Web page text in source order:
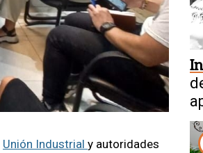
Unión Industrial y autoridades